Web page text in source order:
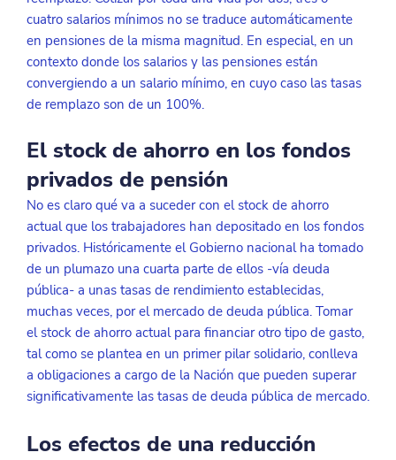
cuatro salarios mínimos no se traduce automáticamente
en pensiones de la misma magnitud. En especial, en un
contexto donde los salarios y las pensiones están
convergiendo a un salario mínimo, en cuyo caso las tasas
de remplazo son de un 100%.
El stock de ahorro en los fondos
privados de pensión
No es claro qué va a suceder con el stock de ahorro
actual que los trabajadores han depositado en los fondos
privados. Históricamente el Gobierno nacional ha tomado
de un plumazo una cuarta parte de ellos -vía deuda
pública- a unas tasas de rendimiento establecidas,
muchas veces, por el mercado de deuda pública. Tomar
el stock de ahorro actual para financiar otro tipo de gasto,
tal como se plantea en un primer pilar solidario, conlleva
a obligaciones a cargo de la Nación que pueden superar
significativamente las tasas de deuda pública de mercado.
Los efectos de una reducción